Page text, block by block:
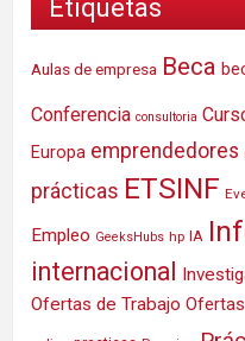
Etiquetas
Aulas de empresa Beca
Conferencia consultoria
Europa emprendedores
prácticas ETSINF
Empleo GeeksHubs hp IA
internacional
Ofertas de Trabajo